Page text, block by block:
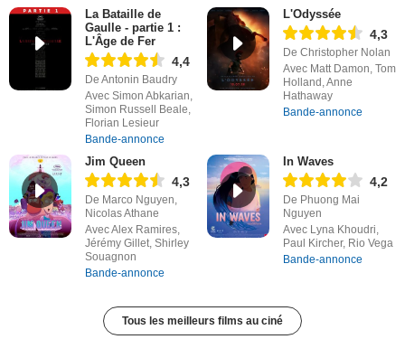
La Bataille de
Gaulle - partie 1 :
L'Âge de Fer
4,4
De Antonin Baudry
Avec Simon Abkarian,
Simon Russell Beale,
Florian Lesieur
Bande-annonce
L'Odyssée
4,3
De Christopher Nolan
Avec Matt Damon, Tom
Holland, Anne
Hathaway
Bande-annonce
Jim Queen
4,3
De Marco Nguyen,
Nicolas Athane
Avec Alex Ramires,
Jérémy Gillet, Shirley
Souagnon
Bande-annonce
In Waves
4,2
De Phuong Mai
Nguyen
Avec Lyna Khoudri,
Paul Kircher, Rio Vega
Bande-annonce
Tous les meilleurs films au ciné